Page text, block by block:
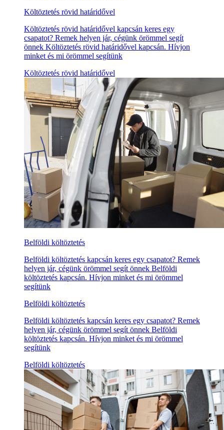
Költöztetés rövid határidővel
Költöztetés rövid határidővel kapcsán keres egy
csapatot? Remek helyen jár, cégünk örömmel segít
önnek Költöztetés rövid határidővel kapcsán. Hívjon
minket és mi örömmel segítünk
Költöztetés rövid határidővel
Belföldi költöztetés
Belföldi költöztetés kapcsán keres egy csapatot? Remek
helyen jár, cégünk örömmel segít önnek Belföldi
költöztetés kapcsán. Hívjon minket és mi örömmel
segítünk
Belföldi költöztetés
Belföldi költöztetés kapcsán keres egy csapatot? Remek
helyen jár, cégünk örömmel segít önnek Belföldi
költöztetés kapcsán. Hívjon minket és mi örömmel
segítünk
Belföldi költöztetés